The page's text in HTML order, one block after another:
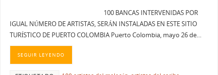
100 BANCAS INTERVENIDAS POR
IGUAL NÚMERO DE ARTISTAS, SERÁN INSTALADAS EN ESTE SITIO
TURÍSTICO DE PUERTO COLOMBIA Puerto Colombia, mayo 26 de…
SEGUIR LEYENDO